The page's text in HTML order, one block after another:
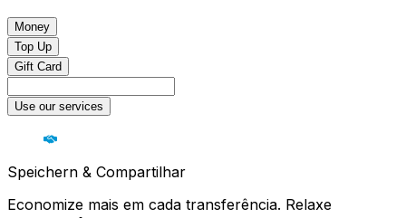
Money
Top Up
Gift Card
Use our services
Speichern & Compartilhar
Economize mais em cada transferência. Relaxe